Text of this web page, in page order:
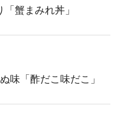
蟹まみれ丼」
味「酢だこ味だこ」